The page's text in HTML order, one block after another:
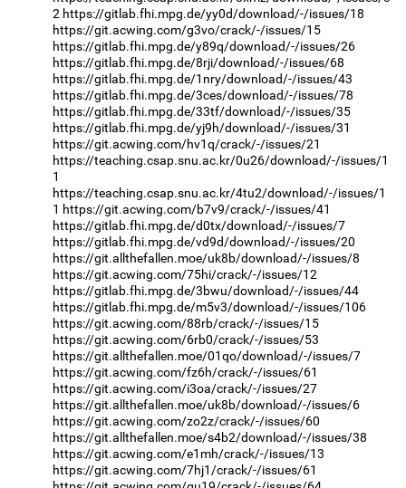
2 https://gitlab.fhi.mpg.de/yy0d/download/-/issues/18
https://git.acwing.com/g3vo/crack/-/issues/15
https://gitlab.fhi.mpg.de/y89q/download/-/issues/26
https://gitlab.fhi.mpg.de/8rji/download/-/issues/68
https://gitlab.fhi.mpg.de/1nry/download/-/issues/43
https://gitlab.fhi.mpg.de/3ces/download/-/issues/78
https://gitlab.fhi.mpg.de/33tf/download/-/issues/35
https://gitlab.fhi.mpg.de/yj9h/download/-/issues/31
https://git.acwing.com/hv1q/crack/-/issues/21
https://teaching.csap.snu.ac.kr/0u26/download/-/issues/1
1
https://teaching.csap.snu.ac.kr/4tu2/download/-/issues/1
1 https://git.acwing.com/b7v9/crack/-/issues/41
https://gitlab.fhi.mpg.de/d0tx/download/-/issues/7
https://gitlab.fhi.mpg.de/vd9d/download/-/issues/20
https://git.allthefallen.moe/uk8b/download/-/issues/8
https://git.acwing.com/75hi/crack/-/issues/12
https://gitlab.fhi.mpg.de/3bwu/download/-/issues/44
https://gitlab.fhi.mpg.de/m5v3/download/-/issues/106
https://git.acwing.com/88rb/crack/-/issues/15
https://git.acwing.com/6rb0/crack/-/issues/53
https://git.allthefallen.moe/01qo/download/-/issues/7
https://git.acwing.com/fz6h/crack/-/issues/61
https://git.acwing.com/i3oa/crack/-/issues/27
https://git.allthefallen.moe/uk8b/download/-/issues/6
https://git.acwing.com/zo2z/crack/-/issues/60
https://git.allthefallen.moe/s4b2/download/-/issues/38
https://git.acwing.com/e1mh/crack/-/issues/13
https://git.acwing.com/7hj1/crack/-/issues/61